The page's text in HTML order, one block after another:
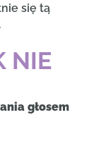
się tą
NIE
głosem